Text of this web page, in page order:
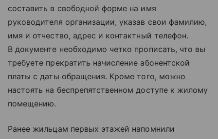
составить в свободной форме на имя
руководителя организации, указав свои фамилию,
имя и отчество, адрес и контактный телефон.
В документе необходимо четко прописать, что вы
требуете прекратить начисление абонентской
платы с даты обращения. Кроме того, можно
настоять на беспрепятственном доступе к жилому
помещению.
Ранее жильцам первых этажей напомнили